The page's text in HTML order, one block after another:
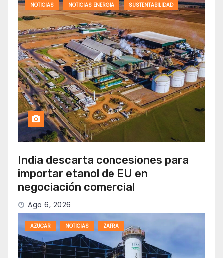
NOTICIAS NOTICIAS ENERGIA SUSTENTABILIDAD
India descarta concesiones para
importar etanol de EU en
negociación comercial
Ago 6, 2026
AZUCAR NOTICIAS ZAFRA